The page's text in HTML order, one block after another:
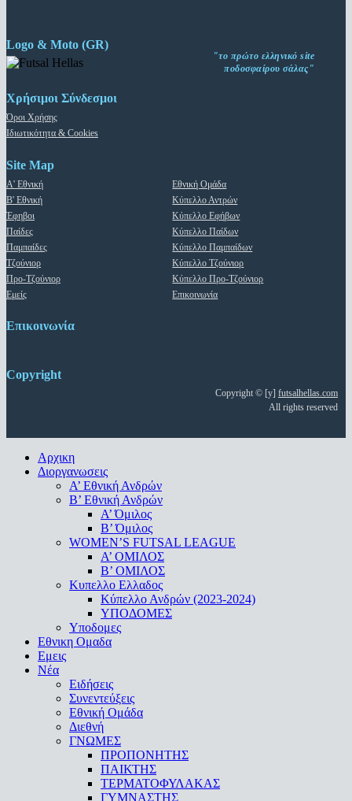
Logo & Moto (GR)
"το πρώτο ελληνικό site
ποδοσφαίρου σάλας"
Χρήσιμοι Σύνδεσμοι
Όροι Χρήσης
Ιδιωτικότητα & Cookies
Site Map
Α' Εθνική
Β' Εθνική
Έφηβοι
Παίδες
Παμπαίδες
Τζούνιορ
Προ-Τζούνιορ
Εμείς
Εθνική Ομάδα
Κύπελλο Αντρών
Κύπελλο Εφήβων
Κύπελλο Παίδων
Κύπελλο Παμπαίδων
Κύπελλο Τζούνιορ
Κύπελλο Προ-Τζούνιορ
Επικοινωνία
Επικοινωνία
Copyright
Copyright © [y] futsalhellas.com
All rights reserved
Close
Menu
Αρχικη
Διοργανωσεις
Α’ Εθνική Ανδρών
Β’ Εθνική Ανδρών
A’ Όμιλος
Β’ Όμιλος
WOMEN’S FUTSAL LEAGUE
A’ ΟΜΙΛΟΣ
Β’ ΟΜΙΛΟΣ
Κυπελλο Ελλαδος
Κύπελλο Ανδρών (2023-2024)
ΥΠΟΔΟΜΕΣ
Υποδομες
Εθνικη Ομαδα
Εμεις
Νέα
Ειδήσεις
Συνεντεύξεις
Εθνική Ομάδα
Διεθνή
ΓΝΩΜΕΣ
ΠΡΟΠΟΝΗΤΗΣ
ΠΑΙΚΤΗΣ
ΤΕΡΜΑΤΟΦΥΛΑΚΑΣ
ΓΥΜΝΑΣΤΗΣ